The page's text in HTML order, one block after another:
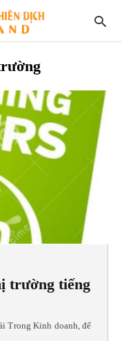
trường tiếng
Trong Kinh doanh, để